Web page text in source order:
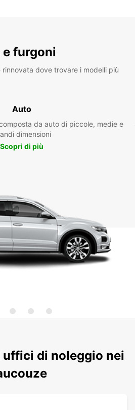
furgoni
dove trovare i modelli più
Auto
da auto di piccole, medie e
dimensioni
Scopri di più
di noleggio nei